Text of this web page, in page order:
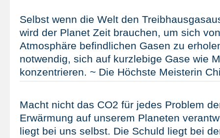
Selbst wenn die Welt den
wird der Planet Zeit brauchen, um sich
Atmosphäre befindlichen Gasen zu
notwendig, sich auf kurzlebige Gase wie
konzentrieren. ~ Die Höchste Meisterin
Macht nicht das CO2 für jedes Problem
Erwärmung auf unserem Planeten
liegt bei uns selbst. Die Schuld liegt bei